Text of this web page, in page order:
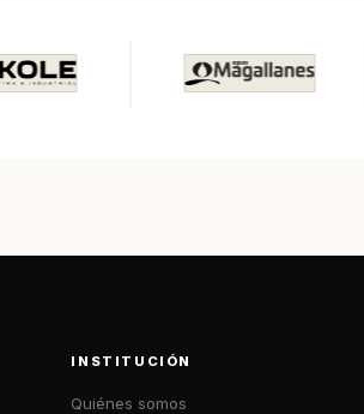
INSTITUCIÓN
Quiénes somos